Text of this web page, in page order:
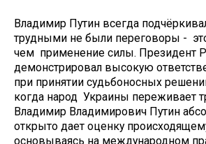
Владимир Путин всегда
трудными не были переговоры -
чем применение силы. Президент
демонстрировал высокую
при принятии судьбоносных
когда народ Украины переживает
Владимир Владимирович Путин
открыто дает оценку
основываясь на международном